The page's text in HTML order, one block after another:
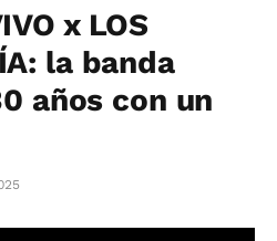
x LOS
la banda
años con un